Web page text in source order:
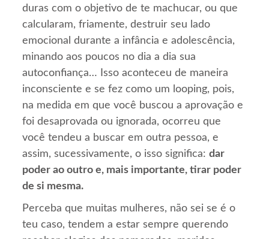
duras com o objetivo de te machucar, ou que
calcularam, friamente, destruir seu lado
emocional durante a infância e adolescência,
minando aos poucos no dia a dia sua
autoconfiança… Isso aconteceu de maneira
inconsciente e se fez como um looping, pois,
na medida em que você buscou a aprovação e
foi desaprovada ou ignorada, ocorreu que
você tendeu a buscar em outra pessoa, e
assim, sucessivamente, o isso significa:dar
poder ao outro e, mais importante, tirar poder
de si mesma.
Perceba que muitas mulheres, não sei se é o
teu caso, tendem a estar sempre querendo